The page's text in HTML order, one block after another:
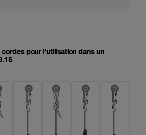
pour l’utilisation dans un